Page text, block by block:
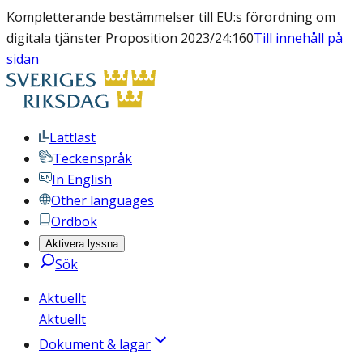
Kompletterande bestämmelser till EU:s förordning om
digitala tjänster Proposition 2023/24:160Till innehåll på
sidan
Lättläst
Teckenspråk
In English
Other languages
Ordbok
Aktivera lyssna
Sök
Aktuellt
Aktuellt
Dokument & lagar